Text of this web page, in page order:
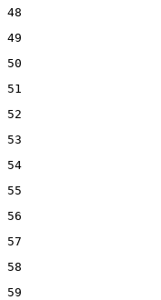
48
49
50
51
52
53
54
55
56
57
58
59